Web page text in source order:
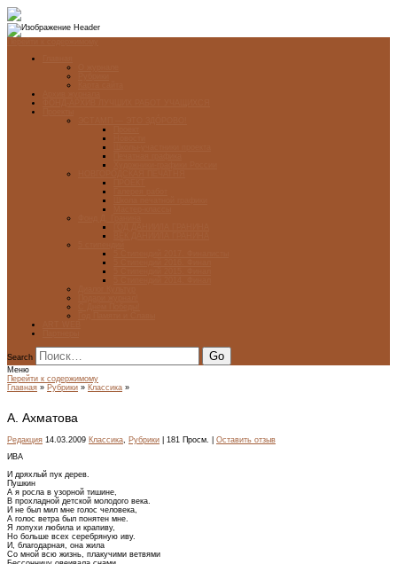
Search
Меню
Перейти к содержимому
Главная » Рубрики » Классика »
А. Ахматова
Редакция 14.03.2009 Классика, Рубрики | 181 Просм. | Оставить отзыв
ИВА
И дряхлый пук дерев.
Пушкин
А я росла в узорной тишине,
В прохладной детской молодого века.
И не был мил мне голос человека,
А голос ветра был понятен мне.
Я лопухи любила и крапиву,
Но больше всех серебряную иву.
И, благодарная, она жила
Со мной всю жизнь, плакучими ветвями